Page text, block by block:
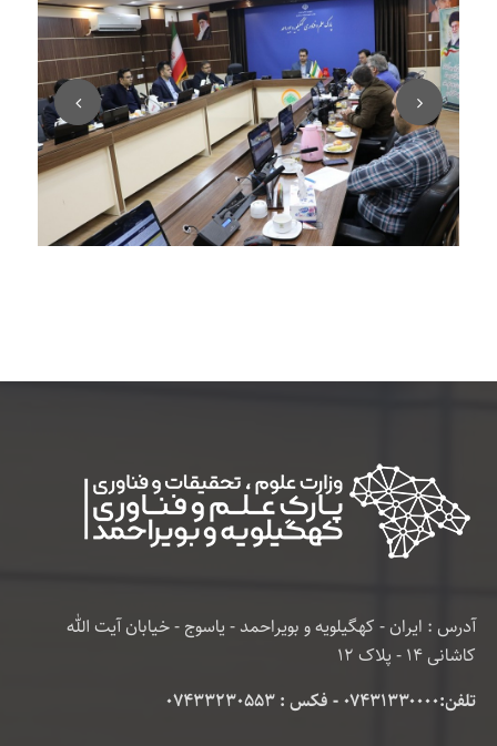
آدرس : ایران - کهگیلویه و بویراحمد - یاسوج - خیابان آیت الله
کاشانی 14 - پلاک 12
تلفن:۰۷۴۳۱۳۳۰۰۰۰ - فکس : 07433230553